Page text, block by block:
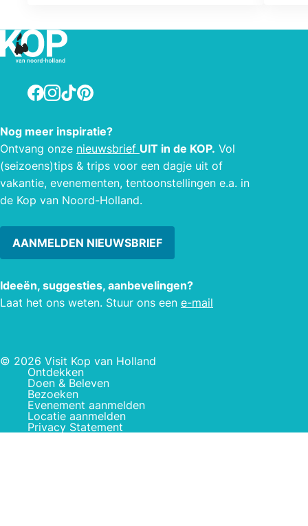
Facebook
Instagram
TikTokPinterest
Nog meer inspiratie?
Ontvang onze nieuwsbrief UIT in de KOP. Vol
(seizoens)tips & trips voor een dagje uit of
vakantie, evenementen, tentoonstellingen e.a. in
de Kop van Noord-Holland.
AANMELDEN NIEUWSBRIEF
Ideeën, suggesties, aanbevelingen?
Laat het ons weten. Stuur ons een e-mail
© 2026 Visit Kop van Holland
Ontdekken
Doen & Beleven
Bezoeken
Evenement aanmelden
Locatie aanmelden
Privacy Statement